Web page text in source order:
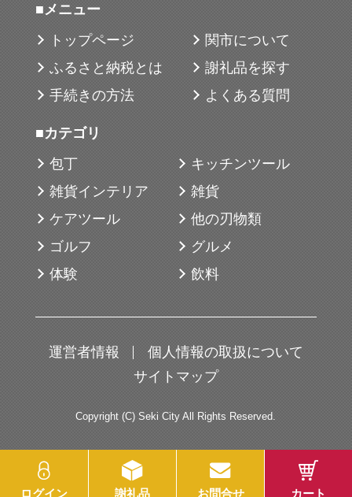
（用途・シーン）
ショット時のやわらかい打感を重視しなが
ら、ドライバーでの飛距離とアプローチで
のスピンコントロールを求める方に適して
グリーン周りでの距離感やスピンを活かし
たプレーを意識する場面や、繊細なアプロ
ーチを重視するゴルファーに向いていま
す。
競技志向のラウンドから日常的なプレーま
ポーツ株式会社」は関市の「関工場」でゴ
ルフボールを主に生産しています。
※ボールに印字されている番号は全てラン
■メニュー
トップページ
関市について
ふるさと納税とは
謝礼品を探す
手続きの方法
よくある質問
■カテゴリ
包丁
キッチンツール
雑貨インテリア
雑貨
ケアツール
他の刃物類
ゴルフ
グルメ
体験
飲料
運営者情報
個人情報の取扱について
サイトマップ
Copyright (C) Seki City All Rights Reserved.
ログイン 謝礼品 お問合せ カート